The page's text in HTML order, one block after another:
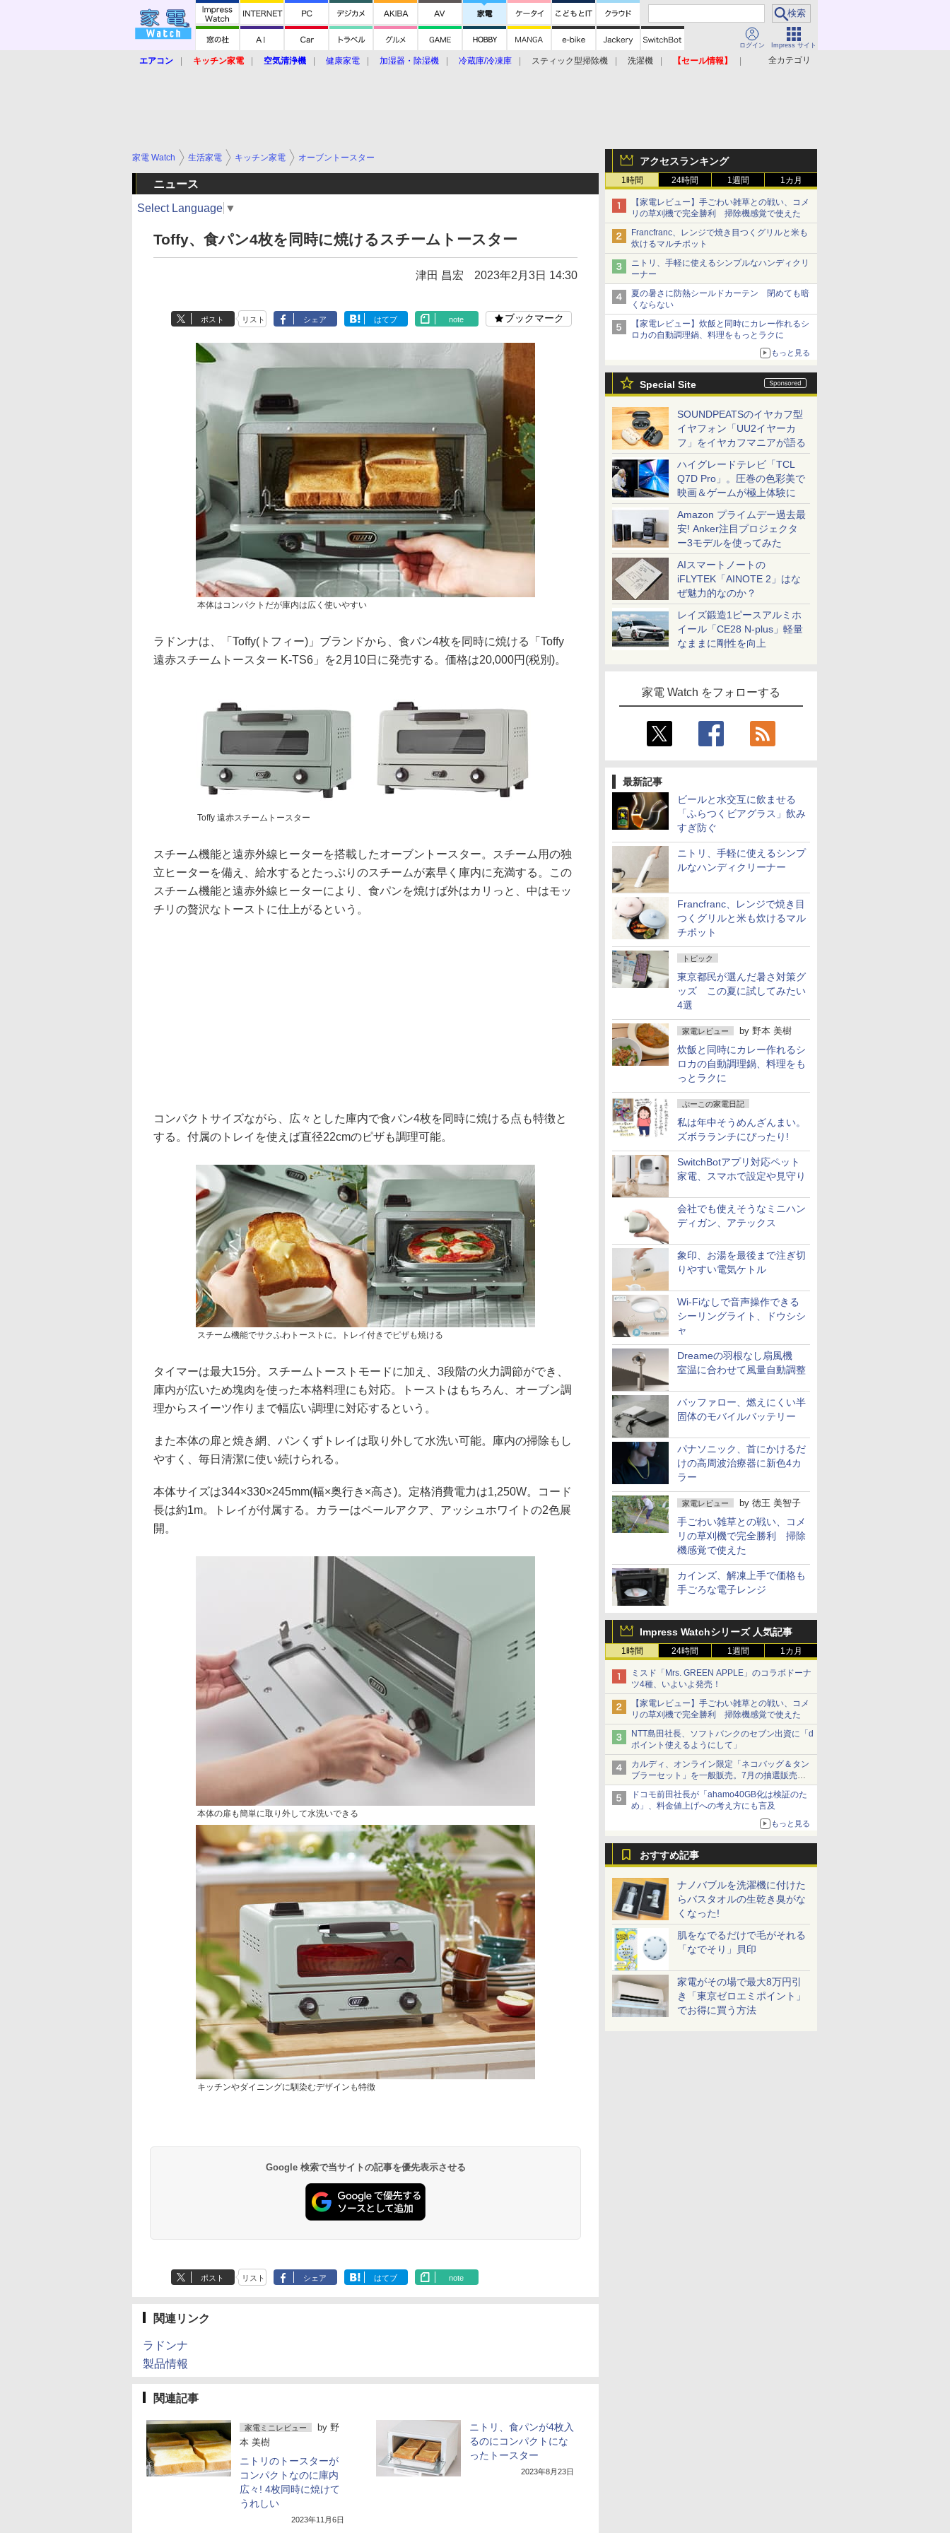
ログイン Impress サイト
全カテゴリ
エアコン キッチン家電 空気清浄機 健康家電 加湿器・除湿機 冷蔵庫/冷凍庫 スティック型掃除機 洗濯機
【セール情報】
アクセスランキング
1時間 24時間 1週間 1カ月
【家電レビュー】手ごわい雑草との戦い、コメ
リの草刈機で完全勝利 掃除機感覚で使えた
Francfranc、レンジで焼き目つくグリルと米も
炊けるマルチポット
ニトリ、手軽に使えるシンプルなハンディクリ
ーナー
夏の暑さに防熱シールドカーテン 閉めても暗
くならない
【家電レビュー】炊飯と同時にカレー作れるシ
ロカの自動調理鍋、料理をもっとラクに
もっと見る
Special Site
SOUNDPEATSのイヤカフ型
イヤフォン「UU2イヤーカ
フ」をイヤカフマニアが語る
ハイグレードテレビ「TCL
Q7D Pro」。圧巻の色彩美で
映画＆ゲームが極上体験に
Amazon プライムデー過去最
安! Anker注目プロジェクタ
ー3モデルを使ってみた
AIスマートノートの
iFLYTEK「AINOTE 2」はな
ぜ魅力的なのか？
レイズ鍛造1ピースアルミホ
イール「CE28 N-plus」軽量
なままに剛性を向上
家電 Watch をフォローする
最新記事
ビールと水交互に飲ませる
「ふらつくビアグラス」飲み
すぎ防ぐ
ニトリ、手軽に使えるシンプ
ルなハンディクリーナー
Francfranc、レンジで焼き目
つくグリルと米も炊けるマル
チポット
トピック
東京都民が選んだ暑さ対策グ
ッズ この夏に試してみたい
4選
家電レビュー by 野本 美樹
炊飯と同時にカレー作れるシ
ロカの自動調理鍋、料理をも
っとラクに
ぷーこの家電日記
私は年中そうめんざんまい。
ズボラランチにぴったり!
SwitchBotアプリ対応ペット
家電、スマホで設定や見守り
会社でも使えそうなミニハン
ディガン、アテックス
象印、お湯を最後まで注ぎ切
りやすい電気ケトル
Wi-Fiなしで音声操作できる
シーリングライト、ドウシシ
ャ
Dreameの羽根なし扇風機
室温に合わせて風量自動調整
バッファロー、燃えにくい半
固体のモバイルバッテリー
パナソニック、首にかけるだ
けの高周波治療器に新色4カ
ラー
家電レビュー by 徳王 美智子
手ごわい雑草との戦い、コメ
リの草刈機で完全勝利 掃除
機感覚で使えた
カインズ、解凍上手で価格も
手ごろな電子レンジ
Impress Watchシリーズ 人気記事
1時間 24時間 1週間 1カ月
ミスド「Mrs. GREEN APPLE」のコラボドーナ
ツ4種、いよいよ発売！
【家電レビュー】手ごわい雑草との戦い、コメ
リの草刈機で完全勝利 掃除機感覚で使えた
NTT島田社長、ソフトバンクのセブン出資に「d
ポイント使えるようにして」
カルディ、オンライン限定「ネコバッグ＆タン
ブラーセット」を一般販売。7月の抽選販売の
当選無効分
ドコモ前田社長が「ahamo40GB化は検証のた
め」、料金値上げへの考え方にも言及
もっと見る
おすすめ記事
ナノバブルを洗濯機に付けた
らバスタオルの生乾き臭がな
くなった!
肌をなでるだけで毛がそれる
「なでそり」貝印
家電がその場で最大8万円引
き「東京ゼロエミポイント」
でお得に買う方法
家電 Watch 生活家電 キッチン家電 オーブントースター
ニュース
Select Language ▼
Toffy、食パン4枚を同時に焼けるスチームトースター
津田 昌宏 2023年2月3日 14:30
ポスト リスト シェア はてブ note ブックマーク
本体はコンパクトだが庫内は広く使いやすい
ラドンナは、「Toffy(トフィー)」ブランドから、食パン4枚を同時に焼ける「Toffy
遠赤スチームトースター K-TS6」を2月10日に発売する。価格は20,000円(税別)。
Toffy 遠赤スチームトースター
スチーム機能と遠赤外線ヒーターを搭載したオーブントースター。スチーム用の独
立ヒーターを備え、給水するとたっぷりのスチームが素早く庫内に充満する。この
スチーム機能と遠赤外線ヒーターにより、食パンを焼けば外はカリっと、中はモッ
チリの贅沢なトーストに仕上がるという。
コンパクトサイズながら、広々とした庫内で食パン4枚を同時に焼ける点も特徴と
する。付属のトレイを使えば直径22cmのピザも調理可能。
スチーム機能でサクふわトーストに。トレイ付きでピザも焼ける
タイマーは最大15分。スチームトーストモードに加え、3段階の火力調節ができ、
庫内が広いため塊肉を使った本格料理にも対応。トーストはもちろん、オーブン調
理からスイーツ作りまで幅広い調理に対応するという。
また本体の扉と焼き網、パンくずトレイは取り外して水洗い可能。庫内の掃除もし
やすく、毎日清潔に使い続けられる。
本体サイズは344×330×245mm(幅×奥行き×高さ)。定格消費電力は1,250W。コード
長は約1m。トレイが付属する。カラーはペールアクア、アッシュホワイトの2色展
開。
本体の扉も簡単に取り外して水洗いできる
キッチンやダイニングに馴染むデザインも特徴
Google 検索で当サイトの記事を優先表示させる
ポスト リスト シェア はてブ note
関連リンク
ラドンナ
製品情報
関連記事
家電ミニレビュー by 野
本 美樹
ニトリのトースターが
コンパクトなのに庫内
広々! 4枚同時に焼けて
うれしい
2023年11月6日
ニトリ、食パンが4枚入
るのにコンパクトにな
ったトースター
2023年8月23日